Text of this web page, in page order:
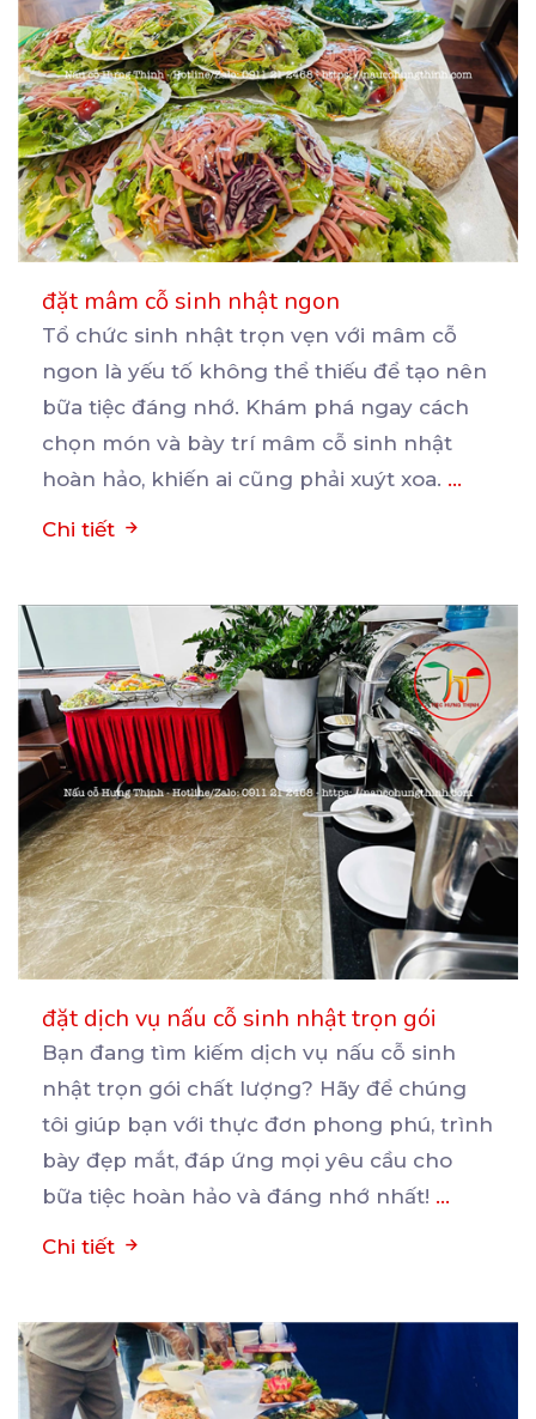
đặt mâm cỗ sinh nhật ngon
Tổ chức sinh nhật trọn vẹn với mâm cỗ
ngon là yếu tố không thể thiếu để tạo nên
bữa tiệc đáng nhớ. Khám phá ngay cách
chọn món và bày trí mâm cỗ sinh nhật
hoàn hảo, khiến ai cũng phải xuýt xoa. ...
Chi tiết
đặt dịch vụ nấu cỗ sinh nhật trọn gói
Bạn đang tìm kiếm dịch vụ nấu cỗ sinh
nhật trọn gói chất lượng? Hãy để chúng
tôi giúp bạn với thực đơn phong phú, trình
bày đẹp mắt, đáp ứng mọi yêu cầu cho
bữa tiệc hoàn hảo và đáng nhớ nhất! ...
Chi tiết